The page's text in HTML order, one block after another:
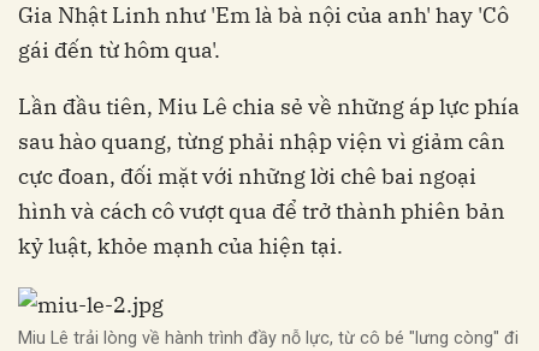
Gia Nhật Linh như 'Em là bà nội của anh' hay 'Cô
gái đến từ hôm qua'.
Lần đầu tiên, Miu Lê chia sẻ về những áp lực phía
sau hào quang, từng phải nhập viện vì giảm cân
cực đoan, đối mặt với những lời chê bai ngoại
hình và cách cô vượt qua để trở thành phiên bản
kỷ luật, khỏe mạnh của hiện tại.
Miu Lê trải lòng về hành trình đầy nỗ lực, từ cô bé "lưng còng" đi